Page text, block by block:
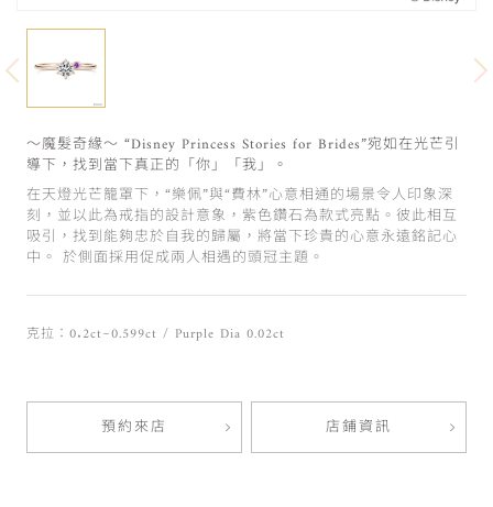
～魔髮奇緣～ “Disney Princess Stories for Brides”宛如在光芒引
導下，找到當下真正的「你」「我」。
在天燈光芒籠罩下，“樂佩”與“費林”心意相通的場景令人印象深
刻，並以此為戒指的設計意象，紫色鑽石為款式亮點。彼此相互
吸引，找到能夠忠於自我的歸屬，將當下珍貴的心意永遠銘記心
中。 於側面採用促成兩人相遇的頭冠主題。
克拉：0.2ct~0.599ct / Purple Dia 0.02ct
預約來店 店鋪資訊